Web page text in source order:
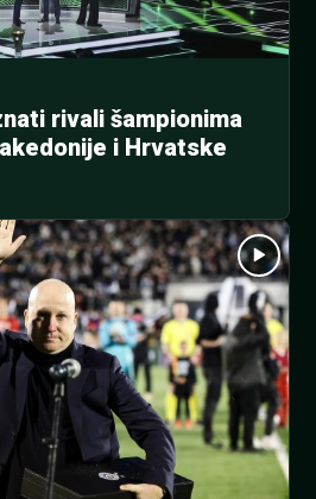
rivali šampionima
i Hrvatske